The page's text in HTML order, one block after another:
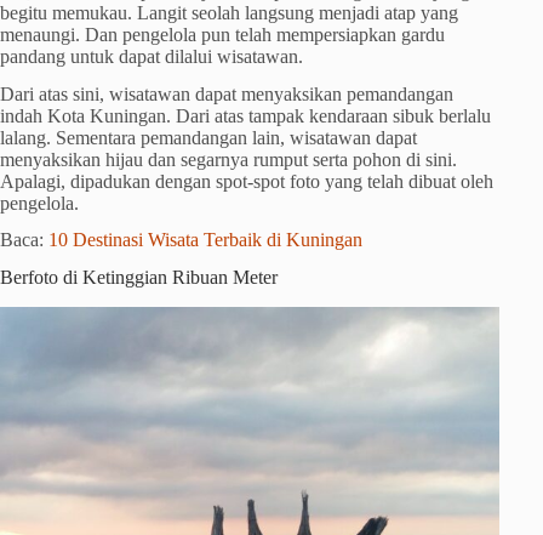
begitu memukau. Langit seolah langsung menjadi atap yang
menaungi. Dan pengelola pun telah mempersiapkan gardu
pandang untuk dapat dilalui wisatawan.
Dari atas sini, wisatawan dapat menyaksikan pemandangan
indah Kota Kuningan. Dari atas tampak kendaraan sibuk berlalu
lalang. Sementara pemandangan lain, wisatawan dapat
menyaksikan hijau dan segarnya rumput serta pohon di sini.
Apalagi, dipadukan dengan spot-spot foto yang telah dibuat oleh
pengelola.
Baca: 10 Destinasi Wisata Terbaik di Kuningan
Berfoto di Ketinggian Ribuan Meter